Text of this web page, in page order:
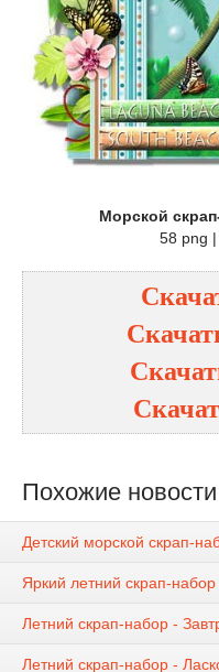
Морской
58 png
Похожие новости
Детский морской скрап-
Яркий летний скрап-
Летний скрап-набор -
Летний скрап-набор -